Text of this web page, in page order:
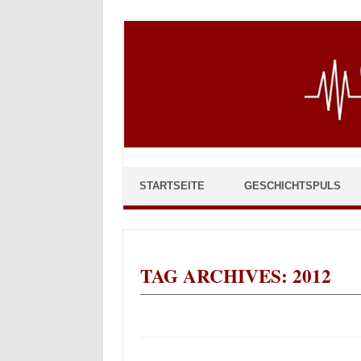
STARTSEITE GESCHICHTSPULS
TAG ARCHIVES: 2012